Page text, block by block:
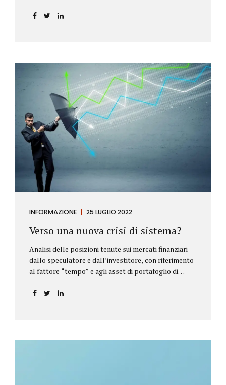
INFORMAZIONE 25 LUGLIO 2022
Verso una nuova crisi di sistema?
Analisi delle posizioni tenute sui mercati finanziari
dallo speculatore e dall’investitore, con riferimento
al fattore “tempo” e agli asset di portafoglio di
l’investitore Nelle definizioni di Wikipedia si legge:
Investitore: è colui che decide di investire il proprio